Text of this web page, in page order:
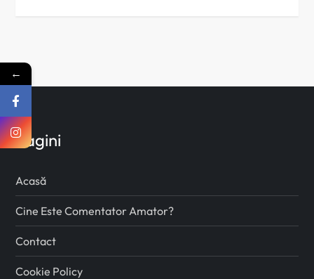
Pagini
Acasă
Cine Este Comentator Amator?
Contact
Cookie Policy
←